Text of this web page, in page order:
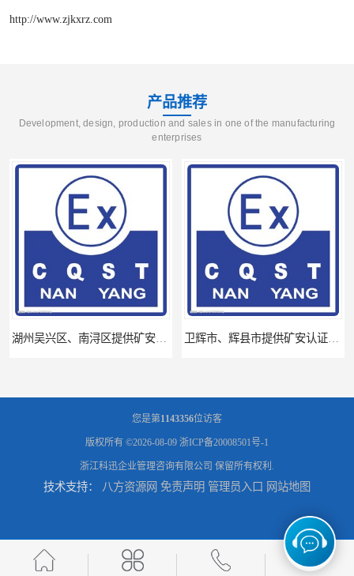
http://www.zjkxrz.com
产品推荐
Development, design, production and sales in one of the manufacturing
enterprises
湖州吴兴区、南浔区提供矿安认证专业技术服务值得信赖的咨询专家 卫辉市、辉县市提供矿安认证专业技术服务值得信赖的咨询专家
河南省南阳提供矿安认证专业技术服务值得信赖的咨询专家 河南省永城市、民权县、睢县提供矿安认证专业技术服务值得信赖的咨询专家
您是第1143356位访客
版权所有 ©2026-08-09 浙ICP备20008501号-1
浙江科迅企业管理咨询有限公司 保留所有权利.
技术支持： 八方资源网 免责声明 管理员入口 网站地图